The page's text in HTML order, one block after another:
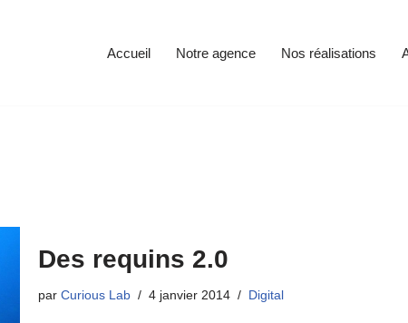
Accueil Notre agence Nos réalisations
Des requins 2.0
par Curious Lab 4 janvier 2014 Digital